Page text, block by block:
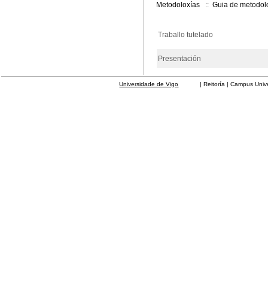
Metodoloxías
:: Guia de
Traballo tutelado
Presentación
Universidade de Vigo | Reitoría | Campus